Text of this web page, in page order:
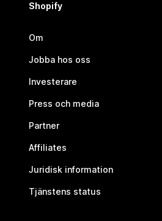
Shopify
Om
Jobba hos oss
Investerare
Press och media
Partner
Affiliates
Juridisk information
Tjänstens status